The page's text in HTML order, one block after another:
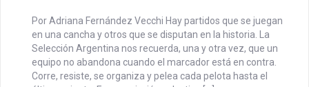
PENSAR UNA SEÑAL | El
partido que se juega en lo
nacional